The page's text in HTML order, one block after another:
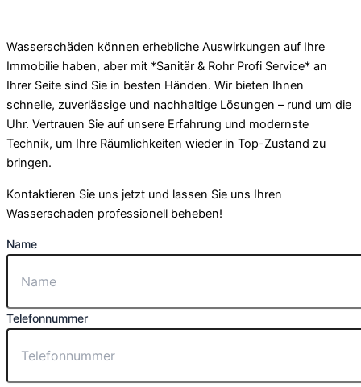
Wasserschäden können erhebliche Auswirkungen auf Ihre
Immobilie haben, aber mit *Sanitär & Rohr Profi Service* an
Ihrer Seite sind Sie in besten Händen. Wir bieten Ihnen
schnelle, zuverlässige und nachhaltige Lösungen – rund um die
Uhr. Vertrauen Sie auf unsere Erfahrung und modernste
Technik, um Ihre Räumlichkeiten wieder in Top-Zustand zu
bringen.
Kontaktieren Sie uns jetzt und lassen Sie uns Ihren
Wasserschaden professionell beheben!
Name
Telefonnummer